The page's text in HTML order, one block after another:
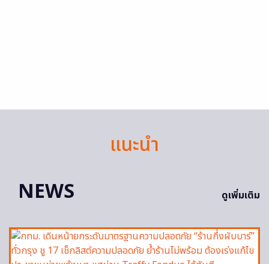
แนะนำ
NEWS
ดูเพิ่มเติม